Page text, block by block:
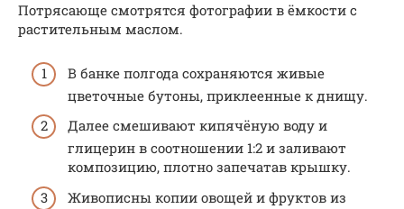
Потрясающе смотрятся фотографии в ёмкости с
растительным маслом.
В банке полгода сохраняются живые
цветочные бутоны, приклеенные к днищу.
Далее смешивают кипячёную воду и
глицерин в соотношении 1:2 и заливают
композицию, плотно запечатав крышку.
Живописны копии овощей и фруктов из